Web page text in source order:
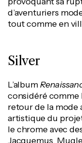
d’aventuriers
tout comme en
Silver
L’album
considéré comme
retour de la mode
artistique du
le chrome avec
Jacquemus,